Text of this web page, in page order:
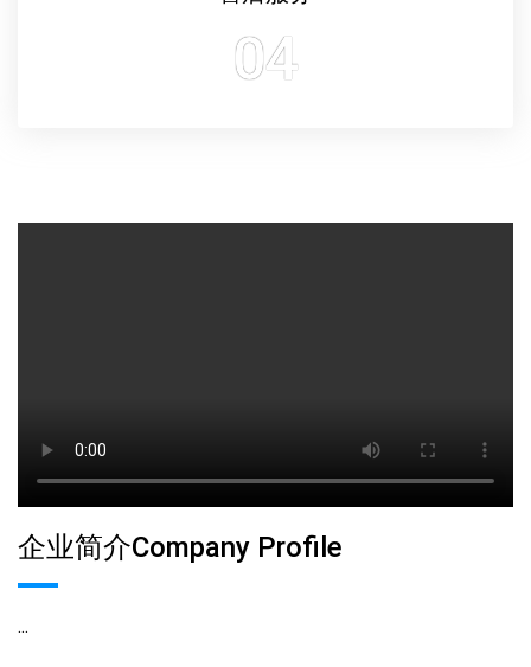
04
企业简介Company Profile
...